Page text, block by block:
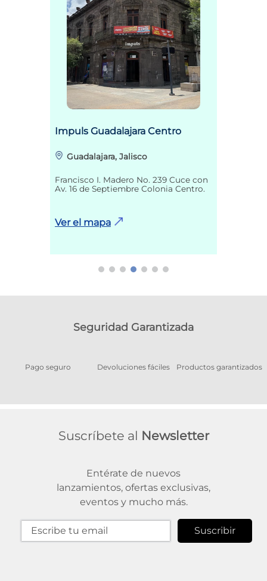
Impuls Guadalajara Centro
Guadalajara, Jalisco
Francisco I. Madero No. 239 Cuce con
Av. 16 de Septiembre Colonia Centro.
Ver el mapa
Seguridad Garantizada
Pago seguro Devoluciones fáciles Productos garantizados
Suscríbete al Newsletter
Entérate de nuevos
lanzamientos, ofertas exclusivas,
eventos y mucho más.
Suscribir